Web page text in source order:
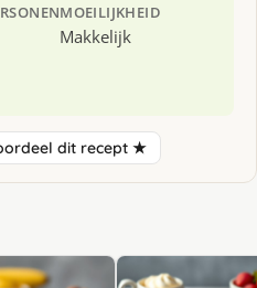
MOEILIJKHEID
Makkelijk
dit recept ★